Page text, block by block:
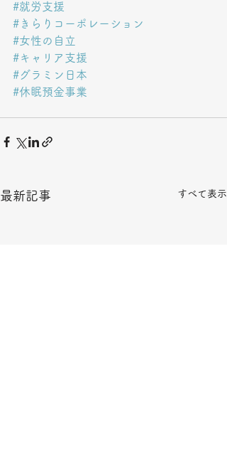
#就労支援
#きらりコーポレーション
#女性の自立
#キャリア支援
#グラミン日本
#休眠預金事業
最新記事 すべて表示